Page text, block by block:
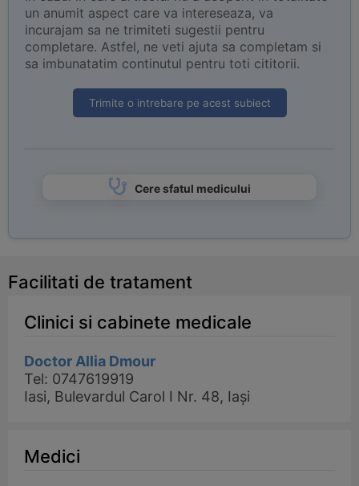
un anumit aspect care va intereseaza, va
incurajam sa ne trimiteti sugestii pentru
completare. Astfel, ne veti ajuta sa completam si
sa imbunatatim continutul pentru toti cititorii.
Trimite o intrebare pe acest subiect
Cere sfatul medicului
Facilitati de tratament
Clinici si cabinete medicale
Doctor Allia Dmour
Tel: 0747619919
Iasi, Bulevardul Carol I Nr. 48, Iași
Medici